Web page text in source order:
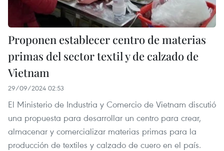
Proponen establecer centro de materias
primas del sector textil y de calzado de
Vietnam
29/09/2024 02:53
El Ministerio de Industria y Comercio de Vietnam discutió
una propuesta para desarrollar un centro para crear,
almacenar y comercializar materias primas para la
producción de textiles y calzado de cuero en el país.